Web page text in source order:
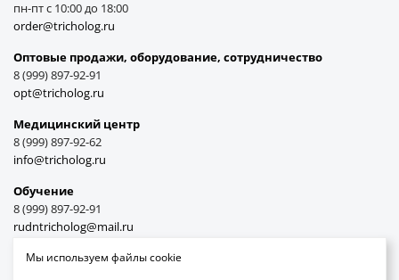
пн-пт с 10:00 до 18:00
order@tricholog.ru
Оптовые продажи, оборудование, cотрудничество
8 (999) 897-92-91
opt@tricholog.ru
Медицинский центр
8 (999) 897-92-62
info@tricholog.ru
Обучение
8 (999) 897-92-91
rudntricholog@mail.ru
Мы используем файлы cookie